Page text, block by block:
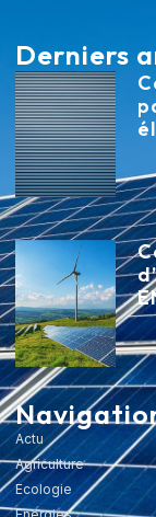
Derniers
Actu
Agriculture
Ecologie